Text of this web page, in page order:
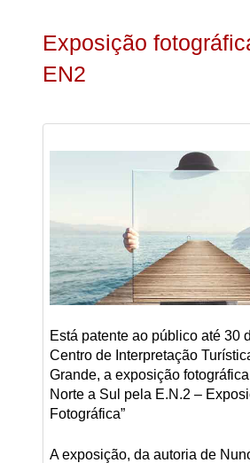
Exposição
EN2
Está patente ao público até 30
Centro de Interpretação
Grande, a exposição
Norte a Sul pela E.N.2 –
Fotográfica”
A exposição, da autoria de